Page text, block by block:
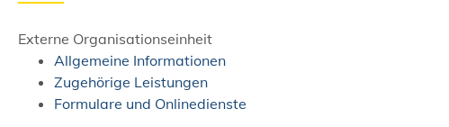
Externe Organisationseinheit
Allgemeine Informationen
Zugehörige Leistungen
Formulare und Onlinedienste